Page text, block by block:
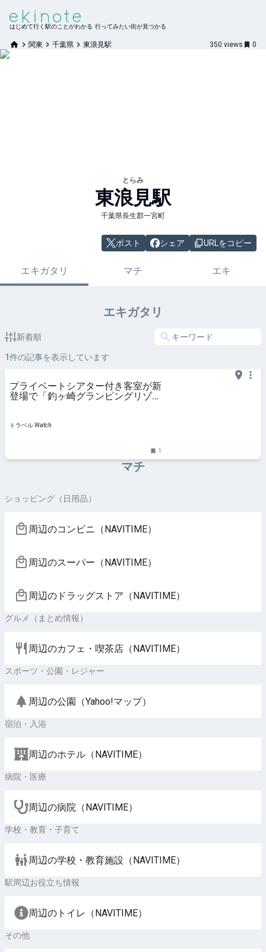
はじめて行く駅のことがわかる 行ってみたい街が見つかる
関東 千葉県 東浪見駅 350 views 0
とらみ
東浪見駅
千葉県長生郡一宮町
ポスト シェア URLをコピー
エキガタリ マチ エキ
エキガタリ
新着順
1件の記事を表示しています
プライベートシアター付き客室が新
登場で「釣ヶ崎グランピングリゾー
トラベル Watch
1
マチ
ショッピング（日用品）
周辺のコンビニ（NAVITIME）
周辺のスーパー（NAVITIME）
周辺のドラッグストア（NAVITIME）
グルメ（まとめ情報）
周辺のカフェ・喫茶店（NAVITIME）
スポーツ・公園・レジャー
周辺の公園（Yahoo!マップ）
宿泊・入浴
周辺のホテル（NAVITIME）
病院・医療
周辺の病院（NAVITIME）
学校・教育・子育て
周辺の学校・教育施設（NAVITIME）
駅周辺お役立ち情報
周辺のトイレ（NAVITIME）
その他